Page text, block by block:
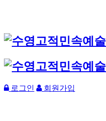
로그인 회원가입